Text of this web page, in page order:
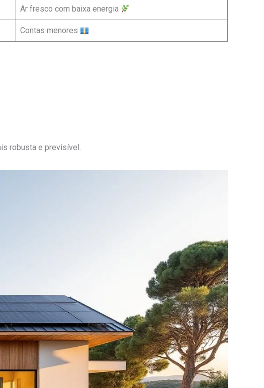
Ar fresco com baixa energia
Contas menores
robusta e previsível.